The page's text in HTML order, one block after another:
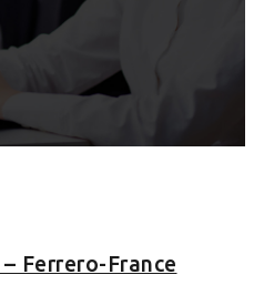
Ferrero-France